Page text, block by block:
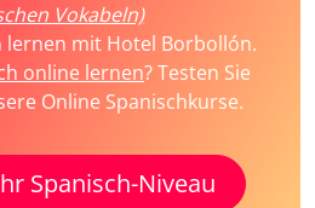
Vokabeln)
lernen mit Hotel Borbollón.
online lernen? Testen Sie
Online Spanischkurse.
Spanisch-Niveau